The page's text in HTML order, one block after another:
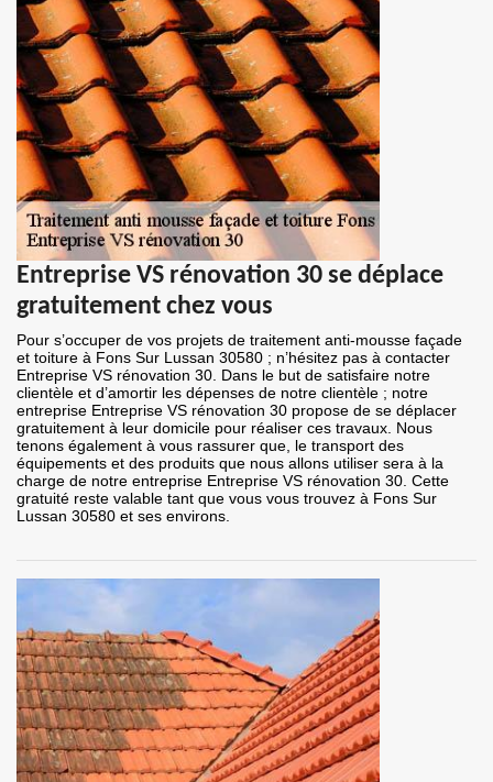
Entreprise VS rénovation 30 se déplace
gratuitement chez vous
Pour s’occuper de vos projets de traitement anti-mousse façade
et toiture à Fons Sur Lussan 30580 ; n’hésitez pas à contacter
Entreprise VS rénovation 30. Dans le but de satisfaire notre
clientèle et d’amortir les dépenses de notre clientèle ; notre
entreprise Entreprise VS rénovation 30 propose de se déplacer
gratuitement à leur domicile pour réaliser ces travaux. Nous
tenons également à vous rassurer que, le transport des
équipements et des produits que nous allons utiliser sera à la
charge de notre entreprise Entreprise VS rénovation 30. Cette
gratuité reste valable tant que vous vous trouvez à Fons Sur
Lussan 30580 et ses environs.